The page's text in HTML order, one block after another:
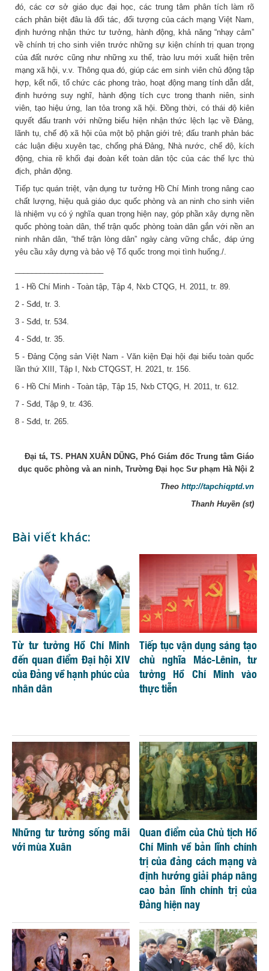
đó, các cơ sở giáo dục đại học, các trung tâm phân tích làm rõ
cách phân biệt đâu là đối tác, đối tượng của cách mạng Việt Nam,
định hướng nhận thức tư tưởng, hành động, khả năng “nhạy cảm”
về chính trị cho sinh viên trước những sự kiện chính trị quan trọng
của đất nước cũng như những xu thế, trào lưu mới xuất hiện trên
mạng xã hội, v.v. Thông qua đó, giúp các em sinh viên chủ động tập
hợp, kết nối, tổ chức các phong trào, hoạt động mang tính dẫn dắt,
định hướng suy nghĩ, hành động tích cực trong thanh niên, sinh
viên, tạo hiệu ứng, lan tỏa trong xã hội. Đồng thời, có thái độ kiên
quyết đấu tranh với những biểu hiện nhận thức lệch lạc về Đảng,
lãnh tụ, chế độ xã hội của một bộ phận giới trẻ; đấu tranh phản bác
các luận điệu xuyên tạc, chống phá Đảng, Nhà nước, chế độ, kích
động, chia rẽ khối đại đoàn kết toàn dân tộc của các thế lực thù
địch, phản động.
Tiếp tục quán triệt, vận dụng tư tưởng Hồ Chí Minh trong nâng cao
chất lượng, hiệu quả giáo dục quốc phòng và an ninh cho sinh viên
là nhiệm vụ có ý nghĩa quan trọng hiện nay, góp phần xây dựng nền
quốc phòng toàn dân, thế trận quốc phòng toàn dân gắn với nền an
ninh nhân dân, “thế trận lòng dân” ngày càng vững chắc, đáp ứng
yêu cầu xây dựng và bảo vệ Tổ quốc trong mọi tình huống./.
1 - Hồ Chí Minh - Toàn tập, Tập 4, Nxb CTQG, H. 2011, tr. 89.
2 - Sđd, tr. 3.
3 - Sđd, tr. 534.
4 - Sđd, tr. 35.
5 - Đảng Cộng sản Việt Nam - Văn kiện Đại hội đại biểu toàn quốc
lần thứ XIII, Tập I, Nxb CTQGST, H. 2021, tr. 156.
6 - Hồ Chí Minh - Toàn tập, Tập 15, Nxb CTQG, H. 2011, tr. 612.
7 - Sđd, Tập 9, tr. 436.
8 - Sđd, tr. 265.
Đại tá, TS. PHAN XUÂN DŨNG, Phó Giám đốc Trung tâm Giáo
dục quốc phòng và an ninh, Trường Đại học Sư phạm Hà Nội 2
Theo http://tapchiqptd.vn
Thanh Huyền (st)
Bài viết khác:
Từ tư tưởng Hồ Chí Minh
đến quan điểm Đại hội XIV
của Đảng về hạnh phúc của
nhân dân
Tiếp tục vận dụng sáng tạo
chủ nghĩa Mác-Lênin, tư
tưởng Hồ Chí Minh vào
thực tiễn
Những tư tưởng sống mãi
với mùa Xuân
Quan điểm của Chủ tịch Hồ
Chí Minh về bản lĩnh chính
trị của đảng cách mạng và
định hướng giải pháp nâng
cao bản lĩnh chính trị của
Đảng hiện nay